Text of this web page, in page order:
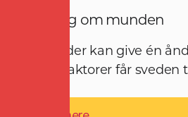
slikker sig om munden
der kan give én
andre faktorer får sveden